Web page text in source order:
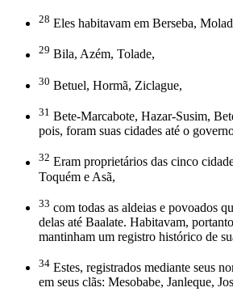
28 Eles habitavam em Berseba,
29 Bila, Azém, Tolade,
30 Betuel, Hormã, Ziclague,
31 Bete-Marcabote, Hazar-Susim,
pois, foram suas cidades até o
32 Eram proprietários das cinco
Toquém e Asã,
33 com todas as aldeias e povoados
delas até Baalate. Habitavam,
mantinham um registro histórico de
34 Estes, registrados mediante seus
em seus clãs: Mesobabe, Janleque,